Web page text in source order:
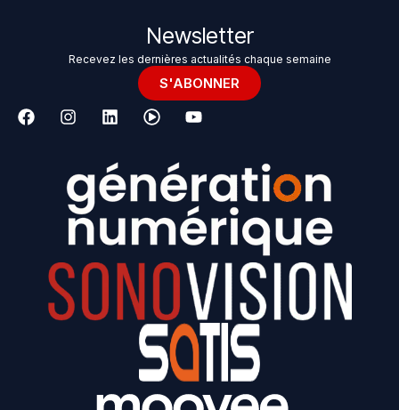
Newsletter
Recevez les dernières actualités chaque semaine
S'ABONNER